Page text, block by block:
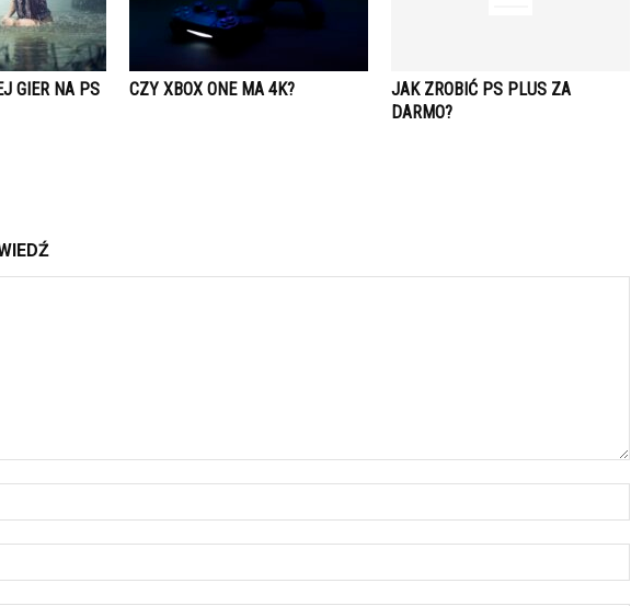
GIER NA PS
CZY XBOX ONE MA 4K?
JAK ZROBIĆ PS PLUS ZA
DARMO?